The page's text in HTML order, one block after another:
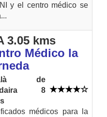
y el centro médico se
3.05 kms
Médico la
de
8
médicos para la